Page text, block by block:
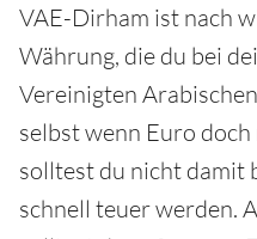
VAE-Dirham ist nach
Währung, die du bei
Vereinigten
selbst wenn Euro
solltest du nicht damit
schnell teuer werden.